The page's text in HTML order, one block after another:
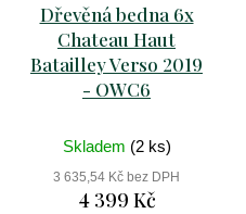
Dřevěná bedna 6x
Chateau Haut
Batailley Verso 2019
- OWC6
Skladem (2 ks)
3 635,54 Kč bez DPH
4 399 Kč